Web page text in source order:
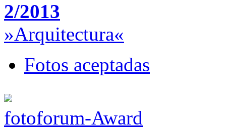
2/2013
»Arquitectura«
Fotos aceptadas
fotoforum-Award